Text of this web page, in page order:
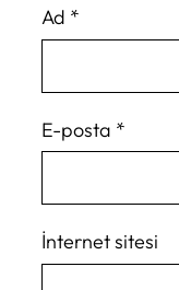
Ad *
E-posta *
İnternet sitesi